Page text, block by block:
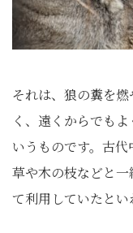
それは、狼の糞を
く、遠くからでも
いうものです。古
草や木の枝などと
て利用していたとい